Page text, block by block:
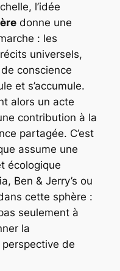
l’idée
donne une
: les
universels,
conscience
et s’accumule.
alors un acte
contribution à la
partagée. C’est
assume une
écologique
Ben & Jerry’s ou
cette sphère :
seulement à
la
de